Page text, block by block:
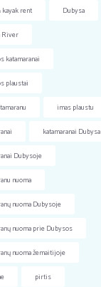
kayak rent Dubysa
River
katamaranai
plaustai
imas plaustu
katamaranai Dubysa
Dubysoje
nuoma
nuoma Dubysoje
nuoma prie Dubysos
nuoma žemaitijoje
pirtis